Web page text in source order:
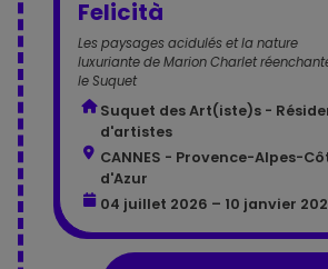
Felicità
Les paysages acidulés et la nature
luxuriante de Marion Charlet
le Suquet
Suquet des Art(iste)s -
d'artistes
CANNES - Provence-Alpes-
d'Azur
04 juillet 2026 – 10 janvier